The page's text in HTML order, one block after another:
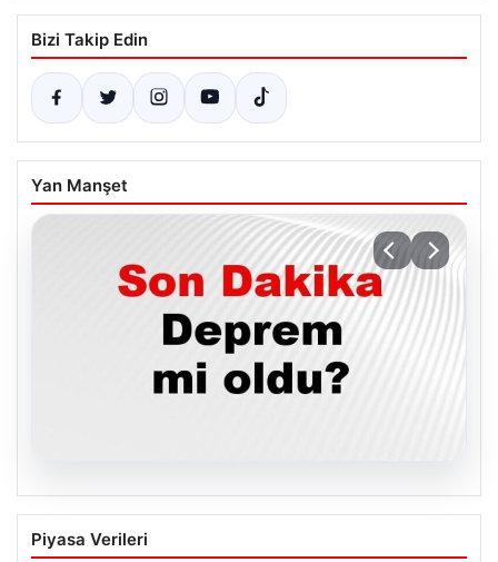
Bizi Takip Edin
Yan Manşet
05.08.2026
05 Ağustos 2026 Türkiye’de Son
Depremler ve AFAD Güncellemeleri
Piyasa Verileri